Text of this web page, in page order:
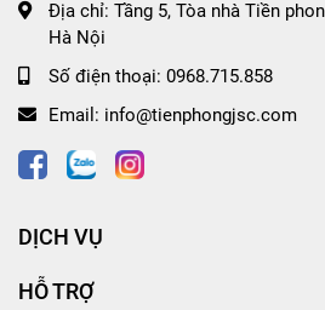
Địa chỉ: Tầng 5, Tòa nhà Tiền
Hà Nội
Số điện thoại: 0968.715.858
Email: info@tienphongjsc.com
DỊCH VỤ
HỖ TRỢ